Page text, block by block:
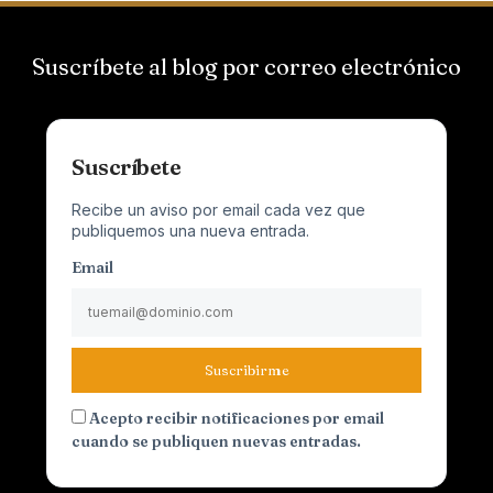
Suscríbete al blog por correo electrónico
Suscríbete
Recibe un aviso por email cada vez que
publiquemos una nueva entrada.
Email
Suscribirme
Acepto recibir notificaciones por email
cuando se publiquen nuevas entradas.